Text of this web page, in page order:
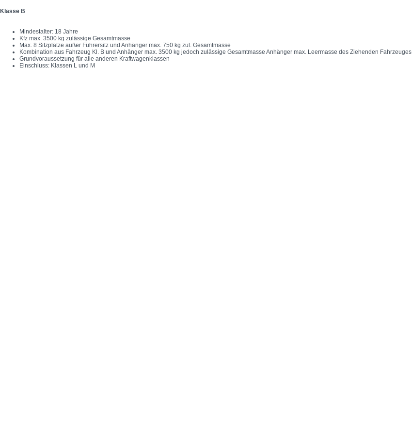
Klasse B
Mindestalter: 18 Jahre
Kfz max. 3500 kg zulässige Gesamtmasse
Max. 8 Sitzplätze außer Führersitz und Anhänger max. 750 kg zul. Gesamtmasse
Kombination aus Fahrzeug Kl. B und Anhänger max. 3500 kg jedoch zulässige Gesamtmasse Anhänger max. Leermasse des Ziehenden Fahrzeuges
Grundvoraussetzung für alle anderen Kraftwagenklassen
Einschluss: Klassen L und M